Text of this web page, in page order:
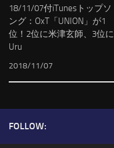
18/11/07付iTunesトップソ
ング：OxT「UNION」が1
位！2位に米津玄師、3位に
Uru
2018/11/07
FOLLOW: